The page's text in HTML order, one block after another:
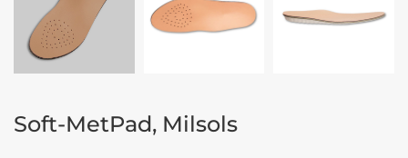
Soft-MetPad, Milsols